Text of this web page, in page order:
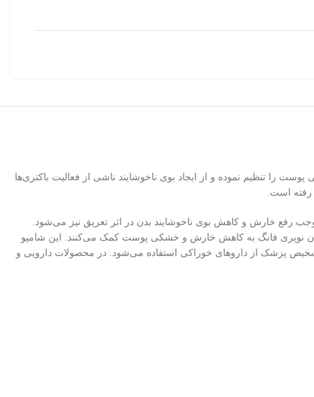
را تنظیم نموده و از ایجاد بوی ناخوشایند ناشی از فعالیت باکتری‌ها
رفته است.
موجب رفع خارش و کاهش بوی ناخوشایند بدن در اثر تعریق نیز می‌شود.
بدن نوپری فانگ به کاهش خارش و خشکی پوست کمک می‌کنند. این شامپو
پزشک از داروهای خوراکی استفاده می‌شود. در محصولات دارویی و